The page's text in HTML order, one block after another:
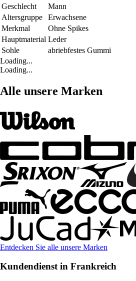
Geschlecht
Mann
Altersgruppe
Erwachsene
Merkmal
Ohne Spikes
Hauptmaterial Leder
Sohle
abriebfestes Gummi
Loading...
Loading...
Alle unsere Marken
Entdecken Sie alle unsere Marken
Kundendienst in Frankreich